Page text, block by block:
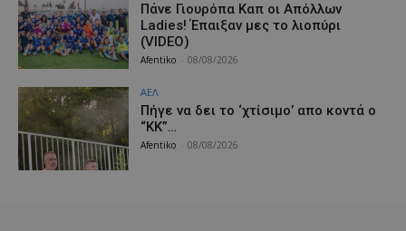
Πάνε Γιουρόπα Καπ oι Απόλλων
Ladies! Έπαιξαν μες το λιοπύρι
(VIDEO)
Afentiko 08/08/2026
ΑΕΛ
Πήγε να δει το ‘χτίσιμο’ απο κοντά ο
“ΚΚ”…
Afentiko 08/08/2026